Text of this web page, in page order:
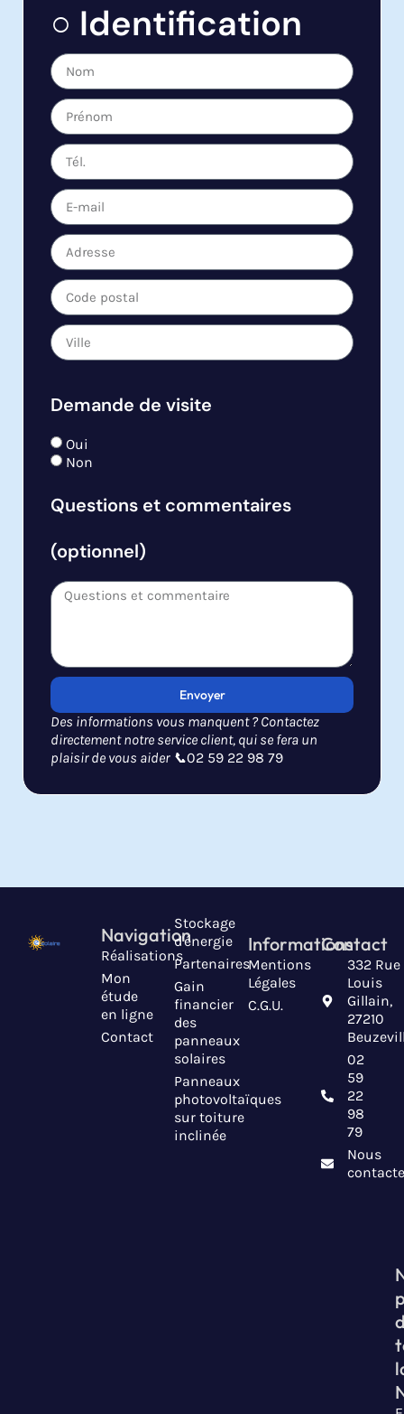
○ Identification
Demande de visite
Oui
Non
Questions et commentaires
(optionnel)
Envoyer
Des informations vous manquent ? Contactez
directement notre service client, qui se fera un
plaisir de vous aider 📞02 59 22 98 79
Navigation
Réalisations
Mon
étude
en ligne
Contact
Stockage
d'énergie
Partenaires
Gain
financier
des
panneaux
solaires
Panneaux
photovoltaïques
sur toiture
inclinée
Informations
Mentions
Légales
C.G.U.
Contact
332 Rue
Louis
Gillain,
27210
02
59
22
98
79
Nous